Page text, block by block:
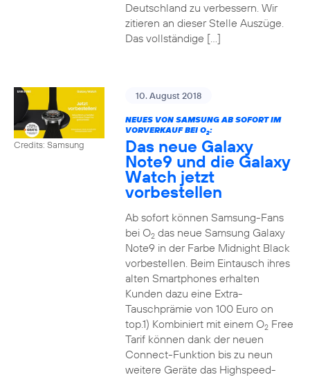
Deutschland zu verbessern. Wir
zitieren an dieser Stelle Auszüge.
Das vollständige […]
Credits: Samsung
10. August 2018
NEUES VON SAMSUNG AB SOFORT IM
VORVERKAUF BEI O2:
Das neue Galaxy
Note9 und die Galaxy
Watch jetzt
vorbestellen
Ab sofort können Samsung-Fans
bei O2das neue Samsung Galaxy
Note9 in der Farbe Midnight Black
vorbestellen. Beim Eintausch ihres
alten Smartphones erhalten
Kunden dazu eine Extra-
Tauschprämie von 100 Euro on
top.1) Kombiniert mit einem O2Free
Tarif können dank der neuen
Connect-Funktion bis zu neun
weitere Geräte das Highspeed-